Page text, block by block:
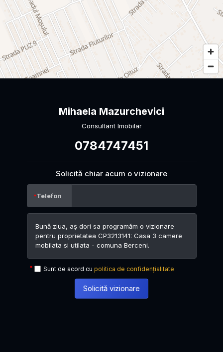
Mihaela Mazurchevici
Consultant Imobilar
0784747451
Solicită chiar acum o vizionare
Telefon
Sunt de acord cu politica de confidențialitate
Solicită vizionare